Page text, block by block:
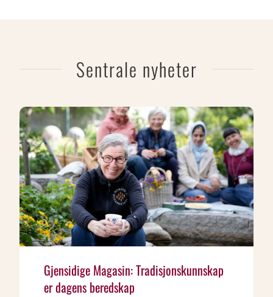
Sentrale nyheter
Gjensidige Magasin: Tradisjonskunnskap
er dagens beredskap